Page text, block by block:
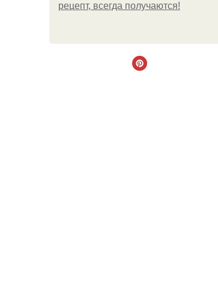
рецепт, всегда получаются!